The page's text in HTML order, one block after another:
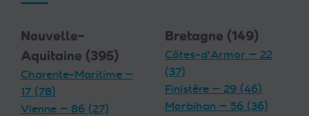
Nouvelle-
Aquitaine (395)
Charente-Maritime —
17 (78)
Vienne — 86 (27)
Bretagne (149)
Côtes-d'Armor — 22
(37)
Finistère — 29 (46)
Morbihan — 56 (36)